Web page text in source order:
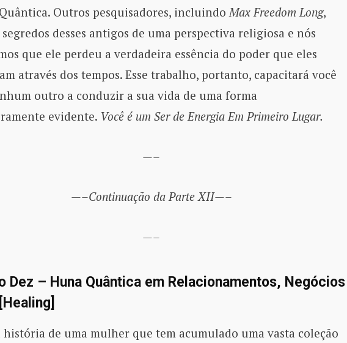
Outros pesquisadores, incluindoMax Freedom Long,
desses antigos de uma perspectiva religiosa e nós
que ele perdeu a verdadeira essência do poder que eles
através dos tempos. Esse trabalho, portanto, capacitará você
outro a conduzir a sua vida de uma forma
evidente. Você é um Ser de Energia Em Primeiro Lugar.
—–
—–Continuação da Parte XII—–
—–
Dez – Huna Quântica em Relacionamentos, Negócios
história de uma mulher que tem acumulado uma vasta coleção